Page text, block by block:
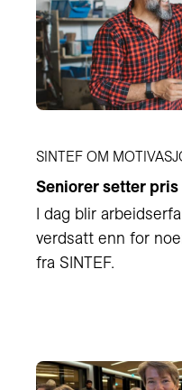
SINTEF OM
Seniorer setter
I dag blir
verdsatt enn for
fra SINTEF.